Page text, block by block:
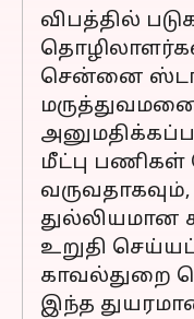
விபத்தில்
சென்னை
மீட்பு
உறுதி
காவல்துறை
இந்த